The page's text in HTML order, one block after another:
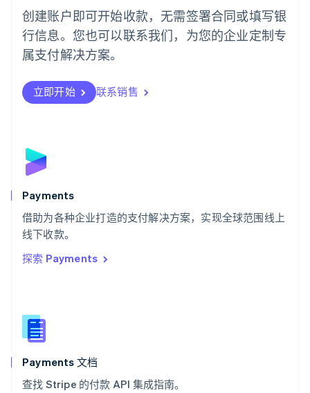
创建账户即可开始收款，无需签署合同或填写银
行信息。您也可以联系我们，为您的企业定制专
属支付解决方案。
立即开始 联系销售
Payments
借助为各种企业打造的支付解决方案，实现全球范围线上
线下收款。
探索 Payments
Payments 文档
查找 Stripe 的付款 API 集成指南。
葡萄牙
Português English
日本
日本語English
瑞典
瑞士
DeutschFrançais
English
斯洛文尼亚
泰国
ไทยEnglish
希腊
English
西班牙
新西兰
English
匈牙利
English
ItalianoEnglish